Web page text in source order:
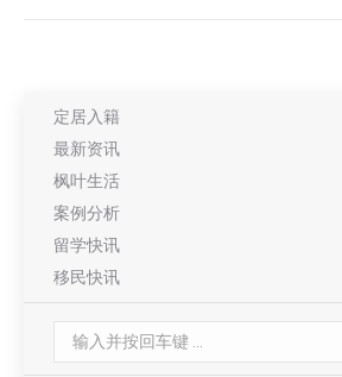
定居入籍
最新资讯
枫叶生活
案例分析
留学快讯
移民快讯
Search: